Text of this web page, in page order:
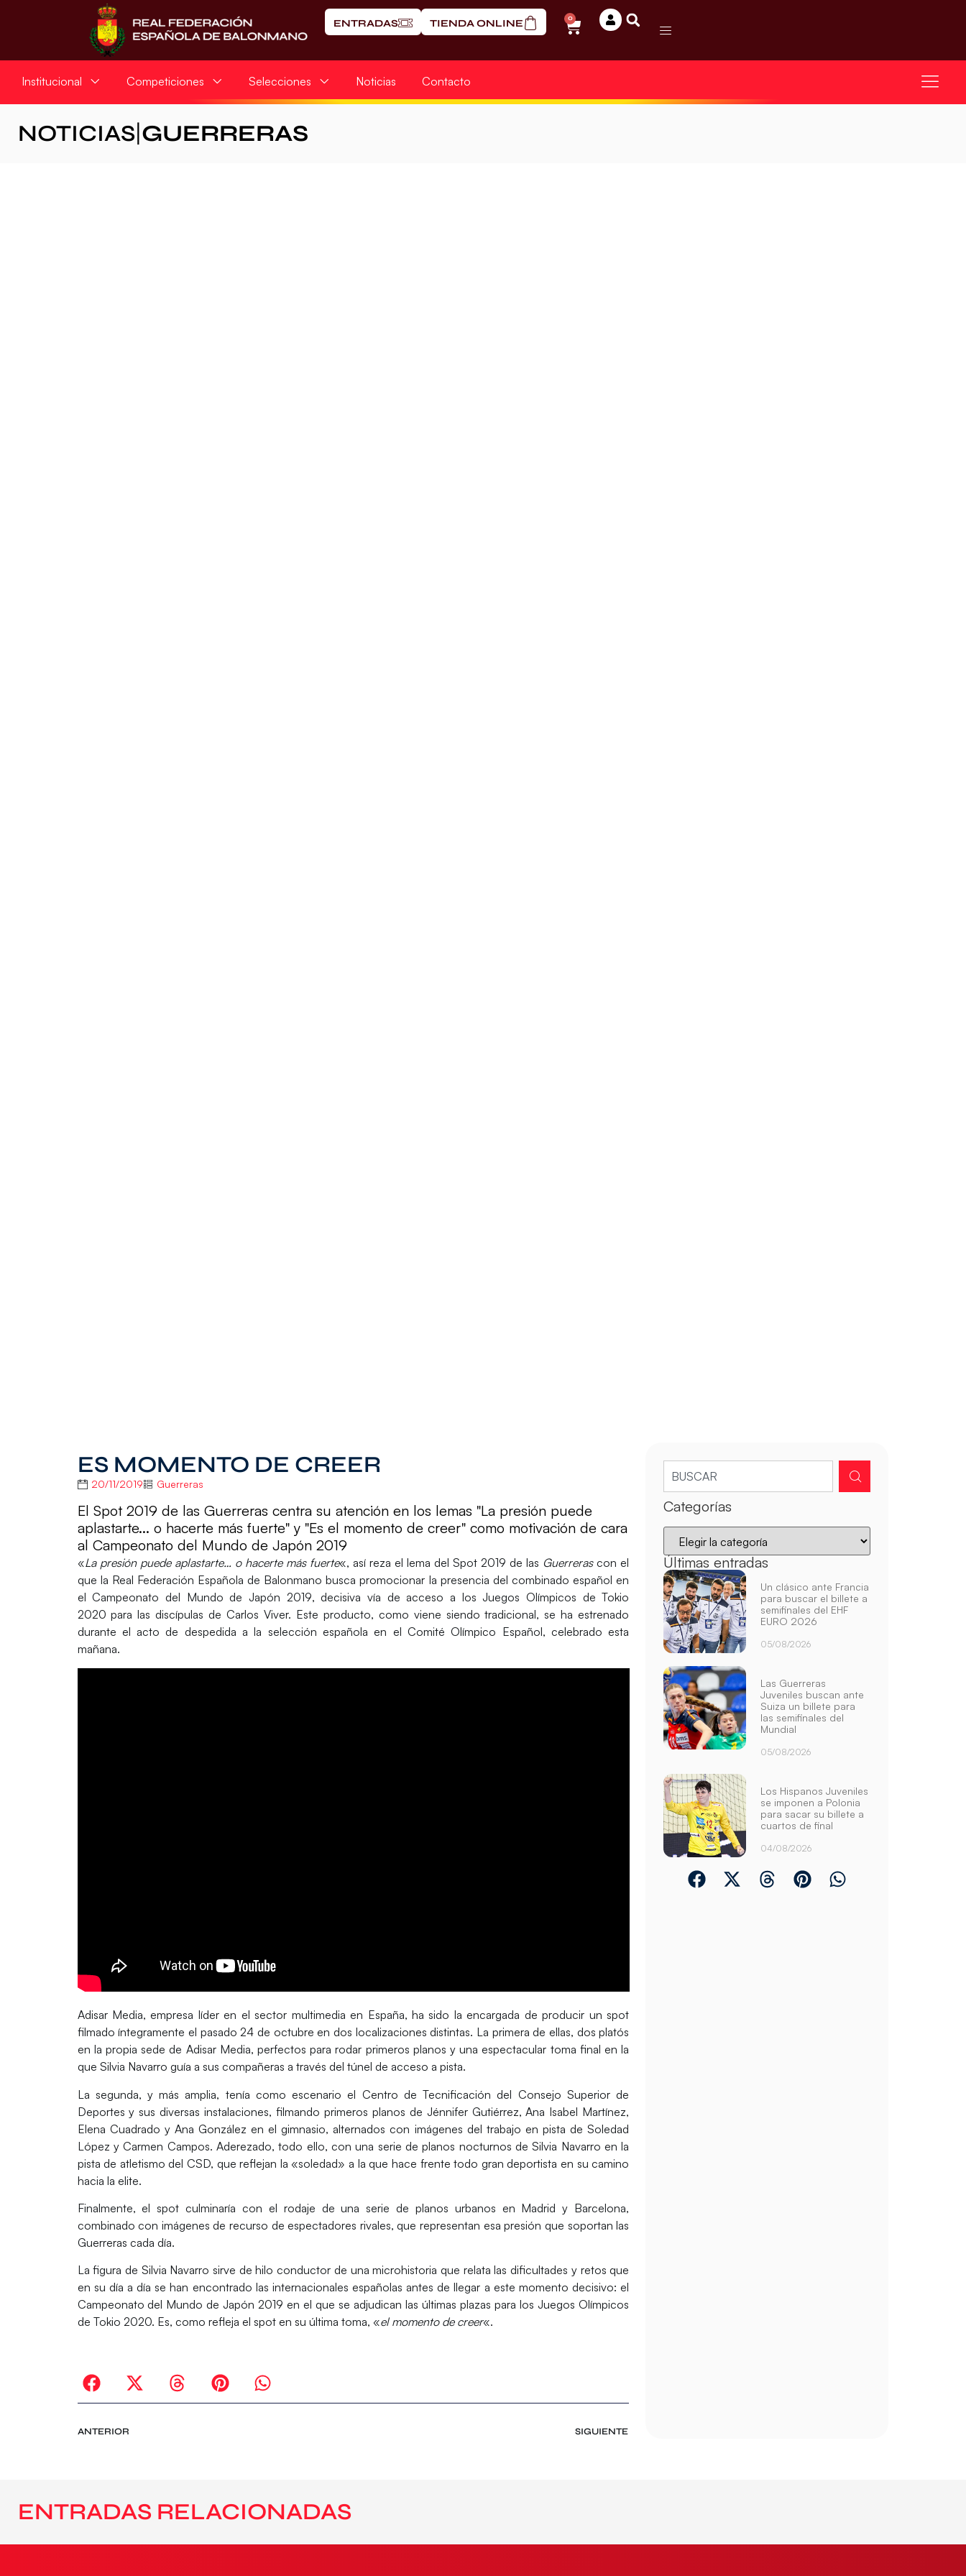
ENTRADAS TIENDA ONLINE 0
Institucional Competiciones Selecciones Noticias Contacto
NOTICIAS GUERRERAS
ES MOMENTO DE CREER
20/11/2019 Guerreras
El Spot 2019 de las Guerreras centra su atención en los lemas "La presión puede
aplastarte... o hacerte más fuerte" y "Es el momento de creer" como motivación de cara
al Campeonato del Mundo de Japón 2019
«La presión puede aplastarte… o hacerte más fuerte«, así reza el lema del Spot 2019 de las Guerrerascon el
que la Real Federación Española de Balonmano busca promocionar la presencia del combinado español en
elCampeonato del Mundo de Japón 2019, decisiva vía de acceso a losJuegos Olímpicos de Tokio
2020 para las discípulas de Carlos Viver. Este producto, como viene siendo tradicional, se ha estrenado
durante el acto de despedida a la selección española en el Comité Olímpico Español, celebrado esta
mañana.
Adisar Media, empresa líder en el sector multimedia en España, ha sido la encargada de producir un spot
filmado íntegramente el pasado 24 de octubre en dos localizaciones distintas. La primera de ellas, dos platós
en la propia sede de Adisar Media, perfectos para rodar primeros planos y una espectacular toma final en la
que Silvia Navarro guía a sus compañeras a través del túnel de acceso a pista.
La segunda, y más amplia, tenía como escenario el Centro de Tecnificación del Consejo Superior de
Deportes y sus diversas instalaciones, filmando primeros planos de Jénnifer Gutiérrez, Ana Isabel Martínez,
Elena Cuadrado y Ana González en el gimnasio, alternados con imágenes del trabajo en pista de Soledad
López y Carmen Campos. Aderezado, todo ello, con una serie de planos nocturnos de Silvia Navarro en la
pista de atletismo del CSD, que reflejan la «soledad» a la que hace frente todo gran deportista en su camino
hacia la elite.
Finalmente, el spot culminaría con el rodaje de una serie de planos urbanos en Madrid y Barcelona,
combinado con imágenes de recurso de espectadores rivales, que representan esa presión que soportan las
Guerreras cada día.
La figura de Silvia Navarro sirve de hilo conductor de una microhistoria que relata las dificultades y retos que
en su día a día se han encontrado las internacionales españolas antes de llegar a este momento decisivo: el
Campeonato del Mundo de Japón 2019 en el que se adjudican las últimas plazas para los Juegos Olímpicos
de Tokio 2020. Es, como refleja el spot en su última toma, «el momento de creer«.
ANTERIOR SIGUIENTE
Categorías
Últimas entradas
Un clásico ante Francia
para buscar el billete a
semifinales del EHF
EURO 2026
05/08/2026
Las Guerreras
Juveniles buscan ante
Suiza un billete para
las semifinales del
Mundial
05/08/2026
Los Hispanos Juveniles
se imponen a Polonia
para sacar su billete a
cuartos de final
04/08/2026
ENTRADAS RELACIONADAS